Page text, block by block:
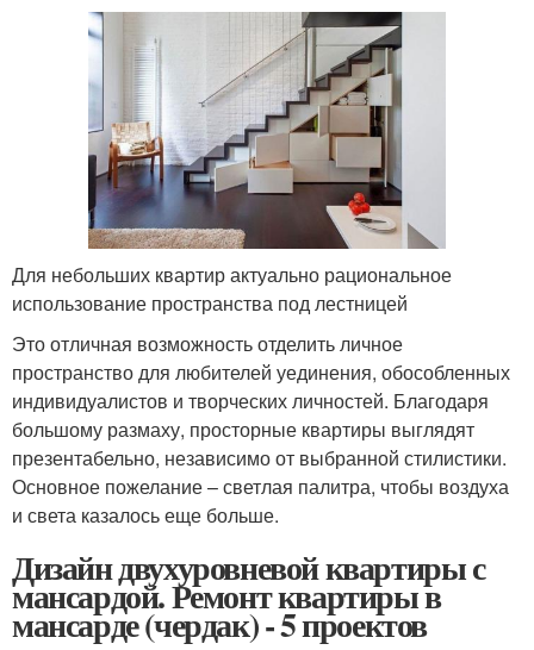
Для небольших квартир актуально рациональное
использование пространства под лестницей
Это отличная возможность отделить личное
пространство для любителей уединения, обособленных
индивидуалистов и творческих личностей. Благодаря
большому размаху, просторные квартиры выглядят
презентабельно, независимо от выбранной стилистики.
Основное пожелание – светлая палитра, чтобы воздуха
и света казалось еще больше.
Дизайн двухуровневой квартиры с
мансардой. Ремонт квартиры в
мансарде (чердак) - 5 проектов